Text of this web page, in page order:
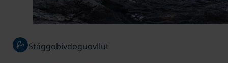
Stággobivdoguovllut